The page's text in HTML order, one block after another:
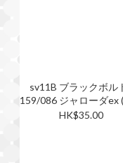
sv11B ブラックボル
159/086 ジャローダex
蛇ex) SR
HK$35.00